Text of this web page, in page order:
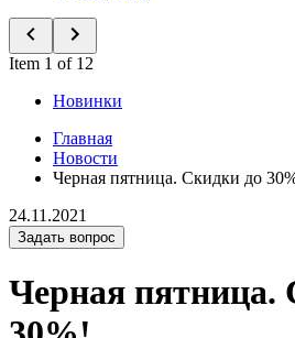
Item 1 of 12
Новинки
Главная
Новости
Черная пятница. Скидки до
24.11.2021
Задать вопрос
Черная пятница.